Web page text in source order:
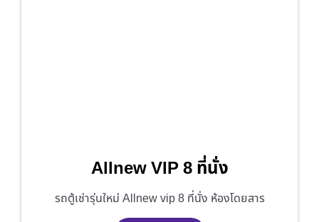
Allnew VIP 8 ที่นั่ง
รถตู้เช่ารุ่นใหม่ Allnew vip 8 ที่นั่ง ห้องโดยสาร